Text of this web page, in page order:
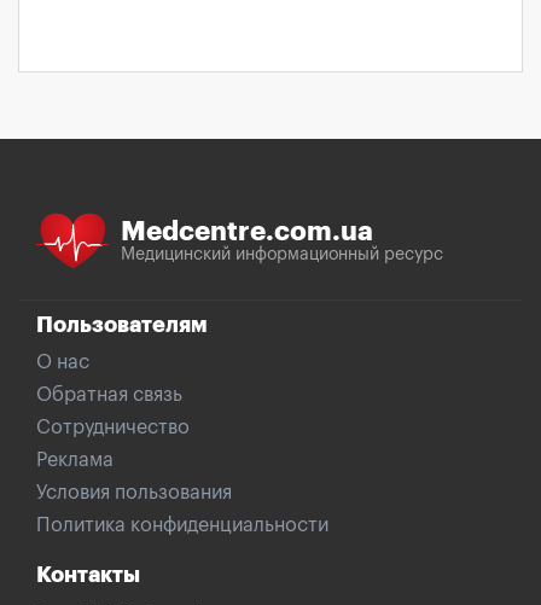
Medcentre.com.ua
Медицинский информационный ресурс
Пользователям
О нас
Обратная связь
Сотрудничество
Реклама
Условия пользования
Политика конфиденциальности
Контакты